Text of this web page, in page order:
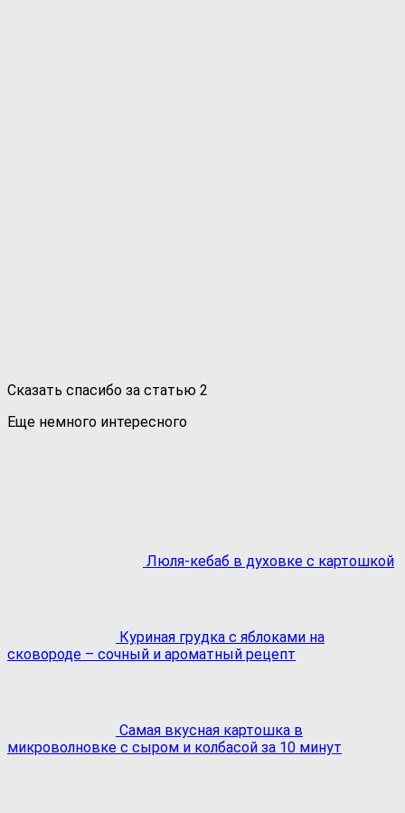
Сказать спасибо за статью 2
Еще немного интересного
Люля-кебаб в духовке с картошкой
Куриная грудка с яблоками на
сковороде – сочный и ароматный рецепт
Самая вкусная картошка в
микроволновке с сыром и колбасой за 10 минут